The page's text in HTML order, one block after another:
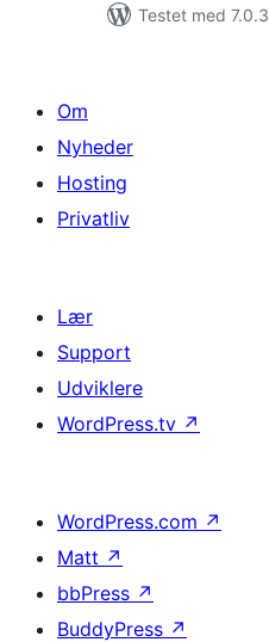
Testet med 7.0.3
Om
Nyheder
Hosting
Privatliv
Lær
Support
Udviklere
WordPress.tv ↗
WordPress.com ↗
Matt ↗
bbPress ↗
BuddyPress ↗